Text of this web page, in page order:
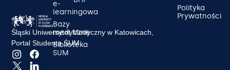
Śląski Uniwersytet Medyczny w Katowicach,
Portal Studenta ŚUM
e-
learningowa
Bazy
medyczne
Biblioteka
SUM
Polityka
Prywatności